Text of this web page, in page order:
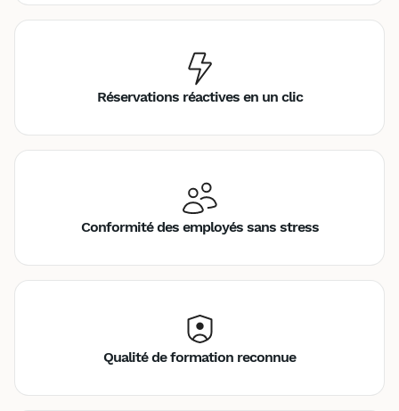
Réservations réactives en un clic
Conformité des employés sans stress
Qualité de formation reconnue